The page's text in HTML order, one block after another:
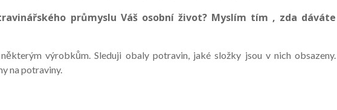
průmyslu Váš osobní život? Myslím tím , zda dáváte
výrobkům. Sleduji obaly potravin, jaké složky jsou v nich obsazeny.
na potraviny.